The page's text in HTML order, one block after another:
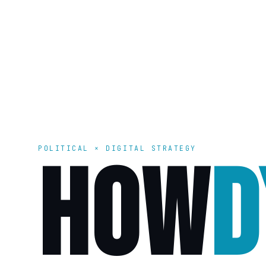
POLITICAL × DIGITAL STRATEGY
HOW